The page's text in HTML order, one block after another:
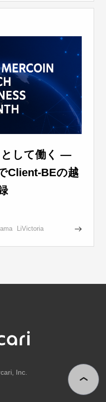
して働く —
Client-BEの越
LiVictoria
Inc.